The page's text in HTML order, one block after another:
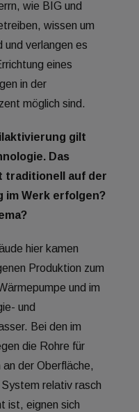
wie BIG und
wissen um
und verlangen es
eines
in der
möglich sind.
gilt
Das
traditionell auf der
im Werk erfolgen?
hier kamen
Produktion zum
und im
und
Bei den im
die Rohre für
an der Oberfläche,
relativ rasch
ist, eignen sich